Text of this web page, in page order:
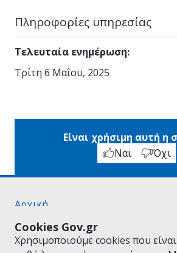
Cookies Gov.gr
Χρησιμοποιούμε cookies που είναι
Πληροφορίες υπηρεσίας
Τελευταία ενημέρωση:
Τρίτη 6 Μαΐου, 2025
Είναι χρήσιμη αυτή η
Ναι
Όχι
Αρχική
Όροι Χρήσης
Πολιτική Απορρήτου